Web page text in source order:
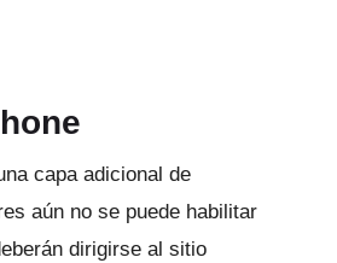
capa adicional de
aún no se puede habilitar
dirigirse al sitio